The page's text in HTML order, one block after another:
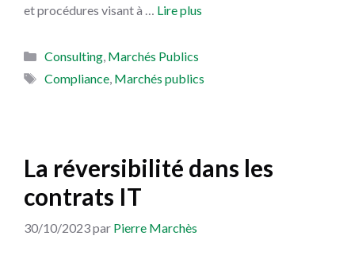
et procédures visant à … Lire plus
Catégories
Consulting, Marchés Publics
Étiquettes
Compliance, Marchés publics
La réversibilité dans les
contrats IT
30/10/2023par Pierre Marchès